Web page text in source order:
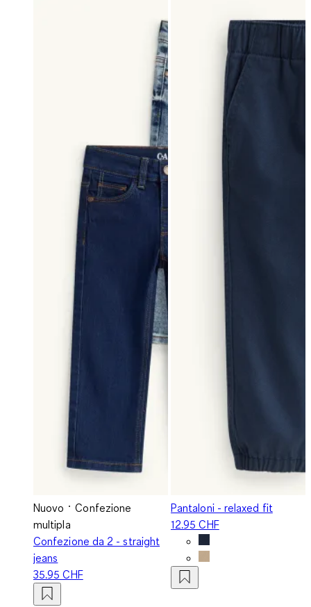
Nuovo
Confezione
multipla
Confezione da 2 - straight
jeans
35.95 CHF
Pantaloni - relaxed fit
12.95 CHF